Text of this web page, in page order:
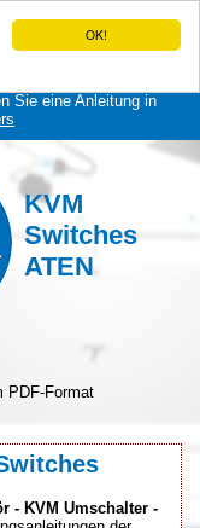
OK!
Sie eine Anleitung in
KVM
Switches
ATEN
PDF-Format
- KVM Umschalter -